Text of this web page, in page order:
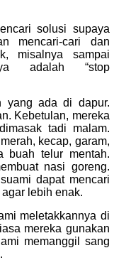
solusi supaya
mencari-cari dan
misalnya sampai
adalah “stop
yang ada di dapur.
Kebetulan, mereka
tadi malam.
kecap, garam,
buah telur mentah.
nasi goreng.
dapat mencari
lebih enak.
meletakkannya di
mereka gunakan
memanggil sang